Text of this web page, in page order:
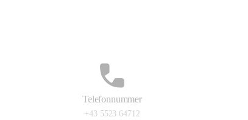
Telefonnummer
+43 5523 64712